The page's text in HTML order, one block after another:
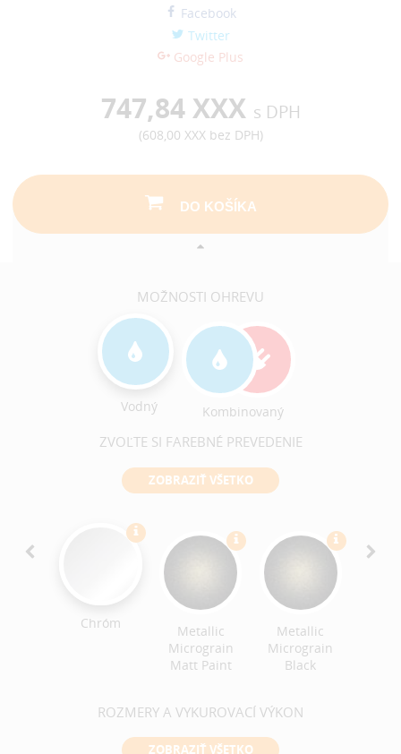
Facebook
Twitter
Google Plus
747,84 XXX s DPH
(608,00 XXXbez DPH)
DO KOŠÍKA
MOŽNOSTI OHREVU
Vodný Kombinovaný
ZVOĽTE SI FAREBNÉ PREVEDENIE
ZOBRAZIŤ VŠETKO
Chróm
Metallic
Micrograin
Matt Paint
Metallic
Micrograin
Black
ROZMERY A VYKUROVACÍ VÝKON
ZOBRAZIŤ VŠETKO